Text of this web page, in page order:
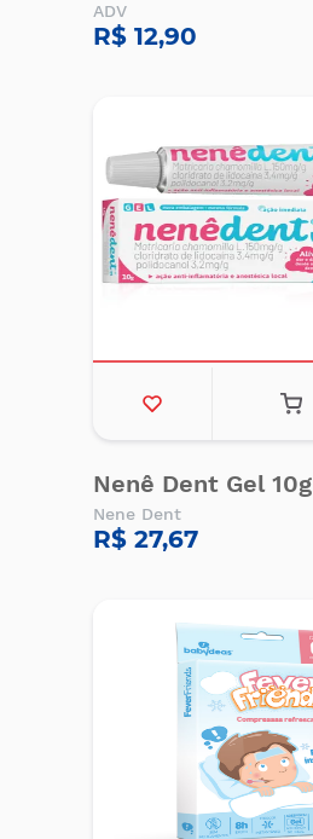
ADV
R$ 12,90
Nenê Dent Gel 10g
Nene Dent
R$ 27,67